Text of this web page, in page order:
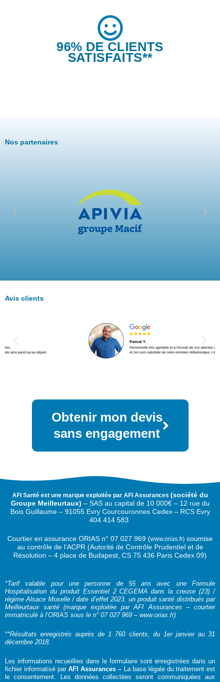
96% DE CLIENTS
SATISFAITS**
Nos partenaires
Avis clients
Obtenir mon devis
sans engagement
AFI Santé est une marque exploitée par AFI Assurances (société du
Groupe Meilleurtaux) – SAS au capital de 10 000€ – 12 rue du
Bois Guillaume – 91055 Evry Courcouronnes Cedex – RCS Evry
404 414 583
Courtier en assurance ORIAS n° 07 027 969 (www.orias.fr) soumise
au contrôle de l’ACPR (Autorité de Contrôle Prudentiel et de
Résolution – 4 place de Budapest, CS 75 436 Paris Cedex 09)
*Tarif valable pour une personne de 55 ans avec une Formule
Hospitalisation du produit Essentiel 2 CEGEMA dans la creuse (23) /
régime Alsace Moselle / date d’effet 2023, un produit santé distribués par
Meilleurtaux santé (marque exploitée par AFI Assurances – courtier
immatriculé à l’ORIAS sous le n° 07 027 969 – www.orias.fr)
**Résultats enregistrés auprès de 1 760 clients, du 1er janvier au 31
décembre 2018.
Les informations recueillies dans le formulaire sont enregistrées dans un
fichier informatisé parAFI Assurances – La base légale du traitement est
le consentement. Les données collectées seront communiquées aux